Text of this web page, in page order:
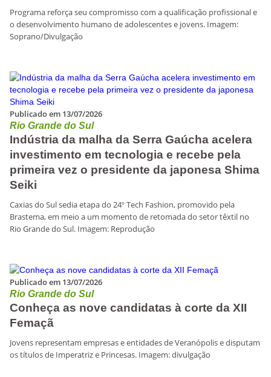
Programa reforça seu compromisso com a qualificação profissional e
o desenvolvimento humano de adolescentes e jovens. Imagem:
Soprano/Divulgação
Publicado em 13/07/2026
Rio Grande do Sul
Indústria da malha da Serra Gaúcha acelera
investimento em tecnologia e recebe pela
primeira vez o presidente da japonesa Shima
Seiki
Caxias do Sul sedia etapa do 24º Tech Fashion, promovido pela
Brastema, em meio a um momento de retomada do setor têxtil no
Rio Grande do Sul. Imagem: Reprodução
Publicado em 13/07/2026
Rio Grande do Sul
Conheça as nove candidatas à corte da XII
Femaçã
Jovens representam empresas e entidades de Veranópolis e disputam
os títulos de Imperatriz e Princesas. Imagem: divulgação